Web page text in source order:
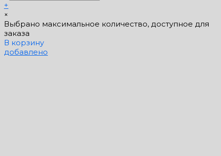
+
×
Выбрано максимальное количество, доступное для
заказа
В корзину
добавлено